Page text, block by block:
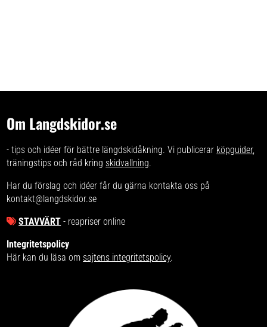
Om Langdskidor.se
- tips och idéer för bättre längdskidåkning. Vi publicerar köpguider,
träningstips och råd kring skidvallning.
Har du förslag och idéer får du gärna kontakta oss på
kontakt@langdskidor.se
STAVVÄRT - reapriser online
Integritetspolicy
Här kan du läsa om sajtens integritetspolicy.